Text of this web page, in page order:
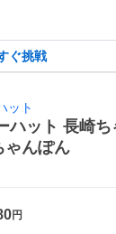
ぐ挑戦
ット
ハット 長崎
ゃんぽん
円